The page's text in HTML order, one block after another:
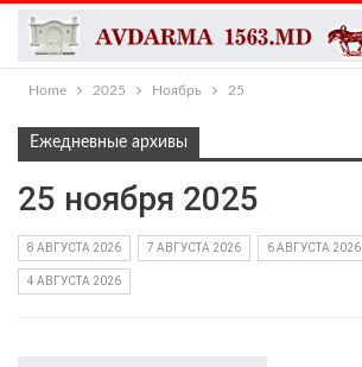
Home 2025 Ноябрь 25
Ежедневные архивы
25 ноября 2025
8 АВГУСТА 2026 7 АВГУСТА 2026 6 АВГУСТА 2026
4 АВГУСТА 2026